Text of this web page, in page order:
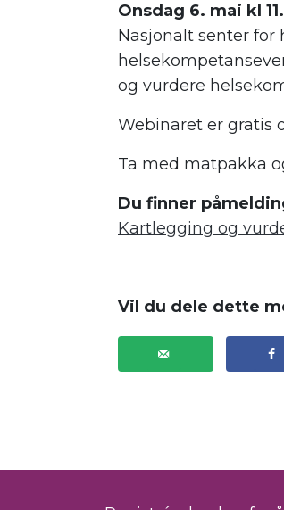
Onsdag 6. mai kl
Nasjonalt senter for
og vurdere
Webinaret er gratis
Ta med matpakka
Du finner
Kartlegging og
Vil du dele dette